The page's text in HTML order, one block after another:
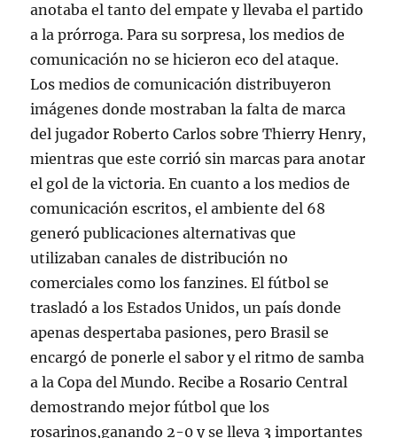
anotaba el tanto del empate y llevaba el partido
a la prórroga. Para su sorpresa, los medios de
comunicación no se hicieron eco del ataque.
Los medios de comunicación distribuyeron
imágenes donde mostraban la falta de marca
del jugador Roberto Carlos sobre Thierry Henry,
mientras que este corrió sin marcas para anotar
el gol de la victoria. En cuanto a los medios de
comunicación escritos, el ambiente del 68
generó publicaciones alternativas que
utilizaban canales de distribución no
comerciales como los fanzines. El fútbol se
trasladó a los Estados Unidos, un país donde
apenas despertaba pasiones, pero Brasil se
encargó de ponerle el sabor y el ritmo de samba
a la Copa del Mundo. Recibe a Rosario Central
demostrando mejor fútbol que los
rosarinos,ganando 2-0 y se lleva 3 importantes